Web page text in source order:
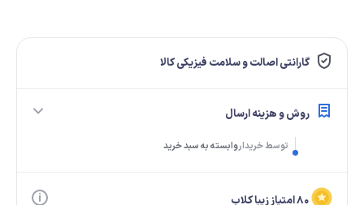
گارانتی اصالت و سلامت فیزیکی کالا
روش و هزینه ارسال
توسط خریداروابسته به سبد خرید
۸۰ امتیاز زیبا کلاب